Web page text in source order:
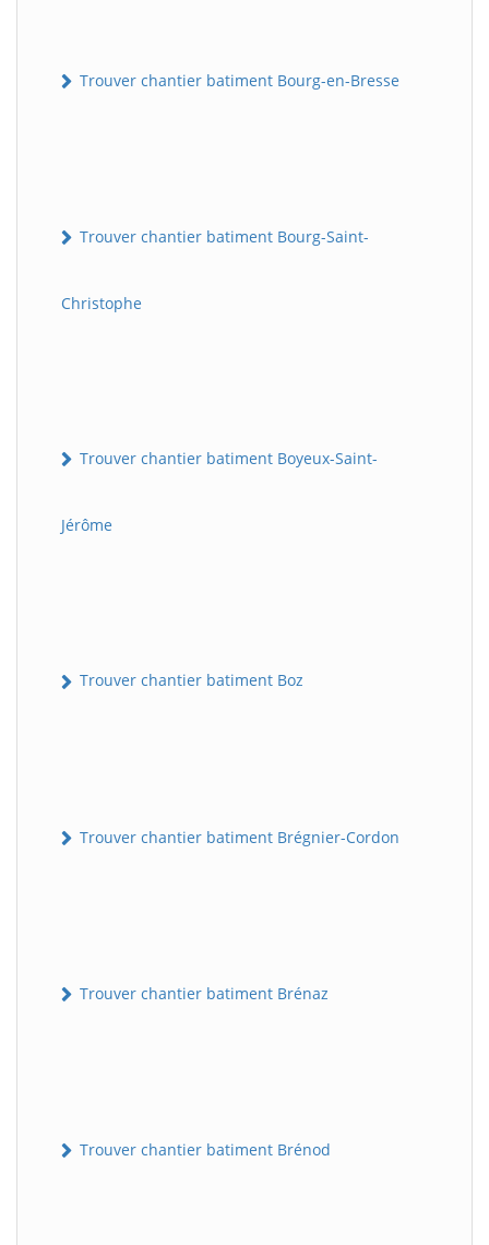
Trouver chantier batiment Bourg-en-Bresse
Trouver chantier batiment Bourg-Saint-
Christophe
Trouver chantier batiment Boyeux-Saint-
Jérôme
Trouver chantier batiment Boz
Trouver chantier batiment Brégnier-Cordon
Trouver chantier batiment Brénaz
Trouver chantier batiment Brénod